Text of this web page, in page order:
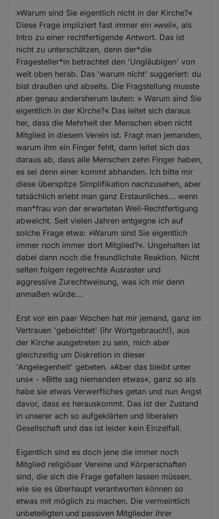
»Warum sind Sie eigentlich nicht in der Kirche?«
Diese Frage impliziert fast immer ein »weil«, als
Intro zu einer rechtfertigende Antwort. Das ist
nicht zu unterschätzen, denn der*die
Fragesteller*in betrachtet den 'Ungläubigen' von
weit oben herab. Das 'warum nicht' suggeriert: du
bist draußen und abseits. Die Fragstellung musste
aber genau andersherum lauten: » Warum sind Sie
eigentlich in der Kirche?« Das leitet sich daraus
her, dass die Mehrheit der Menschen eben nicht
Mitglied in diesem Verein ist. Fragt man jemanden,
warum ihm ein Finger fehlt, dann leitet sich das
daraus ab, dass alle Menschen zehn Finger haben,
es sei denn einer kommt abhanden. Ich bitte mir
diese überspitze Simplifikation nachzusehen, aber
tatsächlich erlebt man ganz Erstaunliches... wenn
man*frau von der erwarteten Weil-Rechtfertigung
abweicht. Seit vielen Jahren entgegne ich auf
solche Frage etwa: »Warum sind Sie eigentlich
immer noch immer dort Mitglied?«. Ungehalten ist
dabei dann noch die freundlichste Reaktion. Nicht
selten folgen regelrechte Ausraster und
aggressive Zurechtweisung, was ich mir denn
anmaßen würde...
Erst vor ein paar Wochen hat mir jemand, ganz im
Vertrauen 'gebeichtet' (ihr Wortgebrauch!), aus
der Kirche ausgetreten zu sein, mich aber
gleichzeitig um Diskretion in dieser
'Angelegenheit' gebeten. »Aber das bleibt unter
uns« - »Bitte sag niemanden etwas«, ganz so als
habe sie etwas Verwerfliches getan und nun Angst
davor, dass es herauskommt. Das ist der Zustand
in unserer ach so aufgeklärten und liberalen
Gesellschaft und das ist leider kein Einzelfall.
Eigentlich sind es doch jene die immer noch
Mitglied religiöser Vereine und Körperschaften
sind, die sich die Frage gefallen lassen müssen,
wie sie es überhaupt verantworten können so
etwas mit möglich zu machen. Die vermeintlich
unbeteiligten und passiven Mitglieder ihrer